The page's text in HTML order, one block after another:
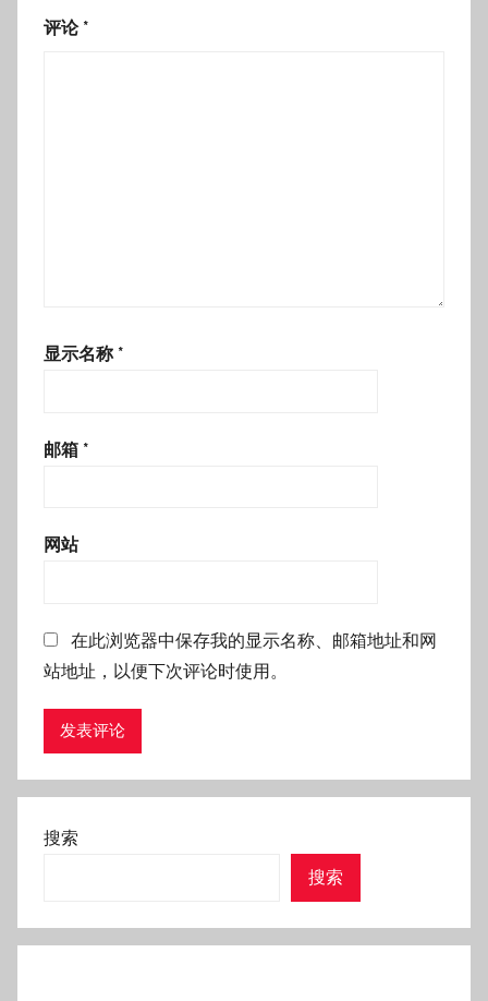
评论 *
显示名称 *
邮箱 *
网站
在此浏览器中保存我的显示名称、邮箱地址和网
站地址，以便下次评论时使用。
搜索
搜索